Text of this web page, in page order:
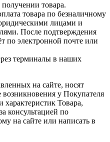
товара.
товара по безналичному
лицами и
После подтверждения
по электронной почте или
терминалы в наших
на сайте, носят
возникновения у Покупателя
Товара,
консультацией по
на сайте или написать в